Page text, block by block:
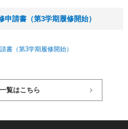
申請書（第3学期履修開始）
書（第3学期履修開始）
一覧はこちら